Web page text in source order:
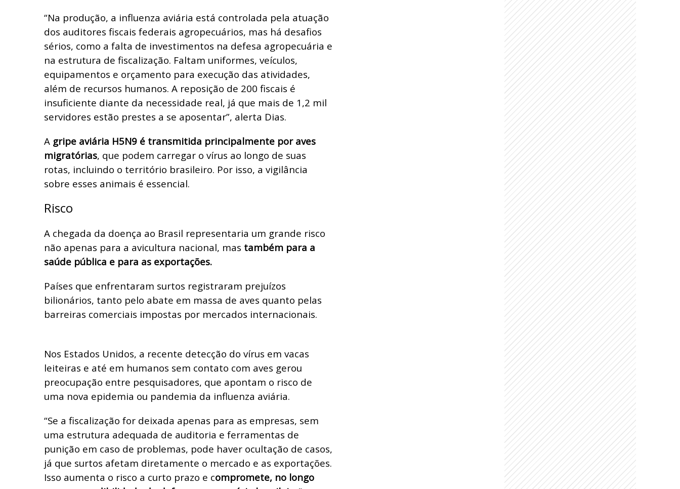
“Na produção, a influenza aviária está controlada pela atuação
dos auditores fiscais federais agropecuários, mas há desafios
sérios, como a falta de investimentos na defesa agropecuária e
na estrutura de fiscalização. Faltam uniformes, veículos,
equipamentos e orçamento para execução das atividades,
além de recursos humanos. A reposição de 200 fiscais é
insuficiente diante da necessidade real, já que mais de 1,2 mil
servidores estão prestes a se aposentar”, alerta Dias.
A gripe aviária H5N9 é transmitida principalmente por aves
migratórias, que podem carregar o vírus ao longo de suas
rotas, incluindo o território brasileiro. Por isso, a vigilância
sobre esses animais é essencial.
Risco
A chegada da doença ao Brasil representaria um grande risco
não apenas para a avicultura nacional, mas também para a
saúde pública e para as exportações.
Países que enfrentaram surtos registraram prejuízos
bilionários, tanto pelo abate em massa de aves quanto pelas
barreiras comerciais impostas por mercados internacionais.
Nos Estados Unidos, a recente detecção do vírus em vacas
leiteiras e até em humanos sem contato com aves gerou
preocupação entre pesquisadores, que apontam o risco de
uma nova epidemia ou pandemia da influenza aviária.
“Se a fiscalização for deixada apenas para as empresas, sem
uma estrutura adequada de auditoria e ferramentas de
punição em caso de problemas, pode haver ocultação de casos,
já que surtos afetam diretamente o mercado e as exportações.
Isso aumenta o risco a curto prazo e compromete, no longo